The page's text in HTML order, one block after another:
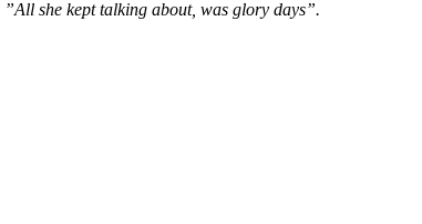
”All she kept talking about, was glory days”.